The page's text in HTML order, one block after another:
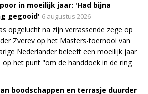
in moeilijk jaar: 'Had bijna
gegooid' 6 augustus 2026
opgelucht na zijn verrassende zege op
Zverev op het Masters-toernooi van
Nederlander beleeft een moeilijk jaar
het punt "om de handdoek in de ring
boodschappen en terrasje duurder